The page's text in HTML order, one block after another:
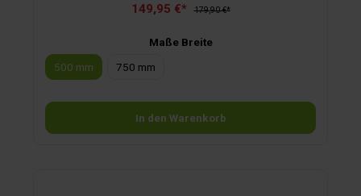
Karbonfasern, die in wenigen Minuten eine angenehme
Standardbreite: 50 cm.
149,95 €* 179,90 €*
Maße Breite
500 mm
750 mm
In den Warenkorb